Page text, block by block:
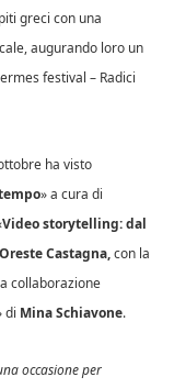
greci con una
augurando loro un
festival – Radici
ha visto
» a cura di
Video storytelling: dal
Oreste Castagna,con la
collaborazione
di Mina Schiavone.
occasione per